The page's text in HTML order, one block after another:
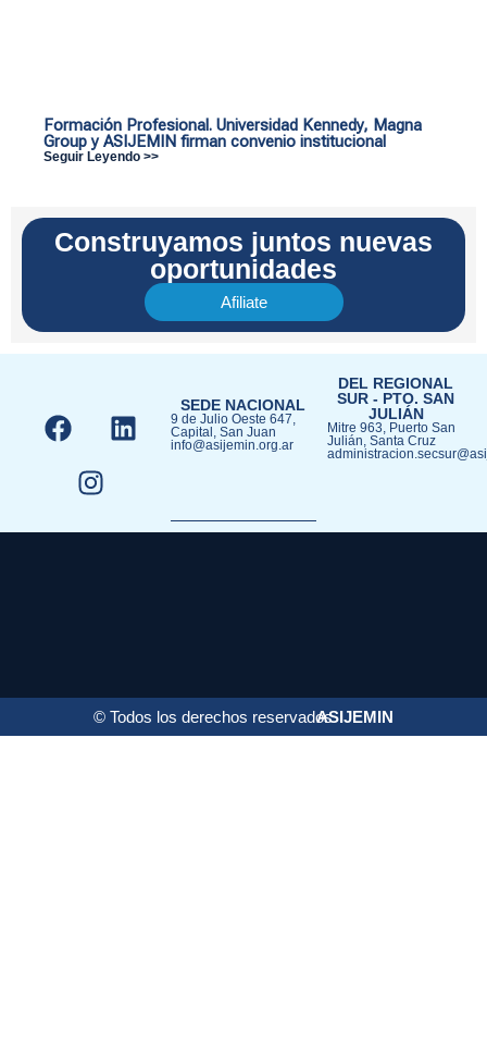
Formación Profesional. Universidad Kennedy, Magna
Group y ASIJEMIN firman convenio institucional
Seguir Leyendo >>
Construyamos juntos nuevas
oportunidades
Afiliate
SEDE NACIONAL
9 de Julio Oeste 647,
Capital, San Juan
info@asijemin.org.ar
DEL REGIONAL
SUR - PTO. SAN
JULIÁN​
Mitre 963, Puerto San
Julián, Santa Cruz
© Todos los derechos reservadosASIJEMIN